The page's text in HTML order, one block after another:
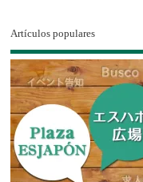
Artículos populares